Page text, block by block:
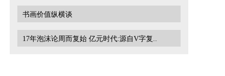
书画价值纵横谈
17年泡沫论周而复始 亿元时代:源自V字复..